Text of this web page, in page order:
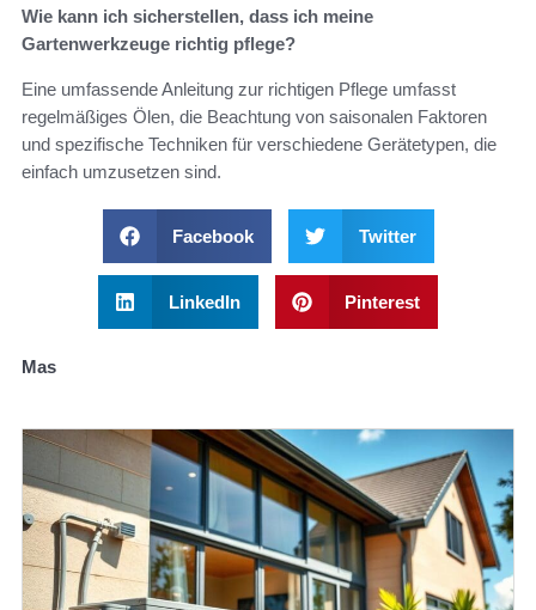
Wie kann ich sicherstellen, dass ich meine
Gartenwerkzeuge richtig pflege?
Eine umfassende Anleitung zur richtigen Pflege umfasst
regelmäßiges Ölen, die Beachtung von saisonalen Faktoren
und spezifische Techniken für verschiedene Gerätetypen, die
einfach umzusetzen sind.
Facebook Twitter
LinkedIn Pinterest
Mas